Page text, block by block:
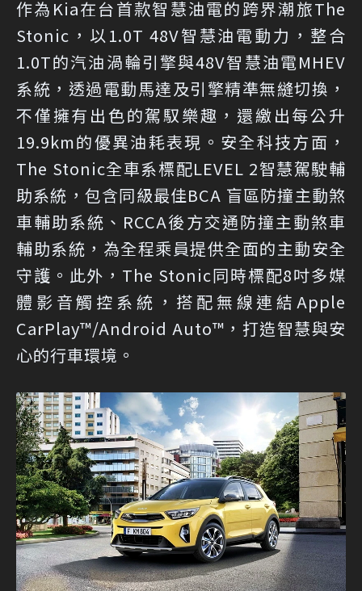
作為Kia在台首款智慧油電的跨界潮旅The
Stonic，以1.0T 48V智慧油電動力，整合
1.0T的汽油渦輪引擎與48V智慧油電MHEV
系統，透過電動馬達及引擎精準無縫切換，
不僅擁有出色的駕馭樂趣，還繳出每公升
19.9km的優異油耗表現。安全科技方面，
The Stonic全車系標配LEVEL 2智慧駕駛輔
助系統，包含同級最佳BCA 盲區防撞主動煞
車輔助系統、RCCA後方交通防撞主動煞車
輔助系統，為全程乘員提供全面的主動安全
守護。此外，The Stonic同時標配8吋多媒
體影音觸控系統，搭配無線連結Apple
CarPlay™/Android Auto™，打造智慧與安
心的行車環境。